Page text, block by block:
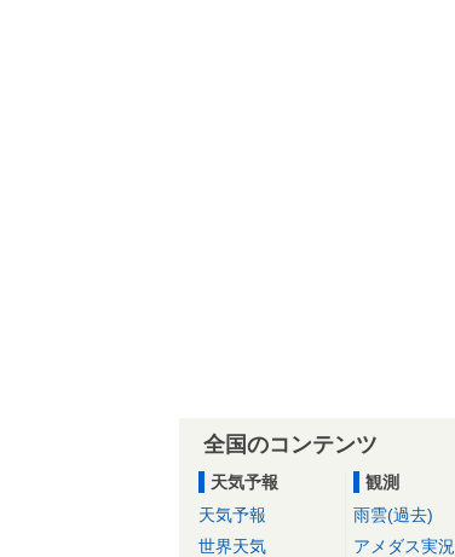
全国のコンテンツ
天気予報
天気予報
世界天気
観測
雨雲(過去)
アメダス実況